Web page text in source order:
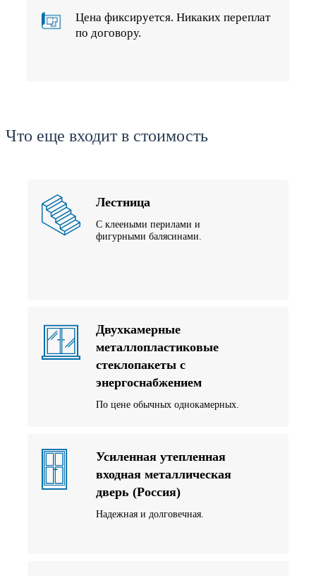
Цена фиксируется. Никаких переплат
по договору.
Что еще входит в стоимость
Лестница
С клееными перилами и
фигурными балясинами.
Двухкамерные
металлопластиковые
стеклопакеты с
энергоснабжением
По цене обычных однокамерных.
Усиленная утепленная
входная металлическая
дверь (Россия)
Надежная и долговечная.